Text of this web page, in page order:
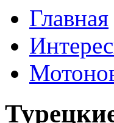
Главная